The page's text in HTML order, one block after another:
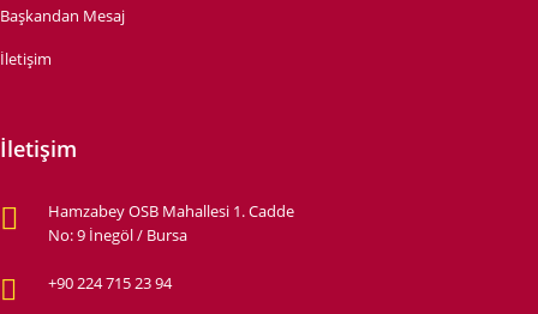
Başkandan Mesaj
İletişim
İletişim
Hamzabey OSB Mahallesi 1. Cadde
No: 9 İnegöl / Bursa
+90 224 715 23 94